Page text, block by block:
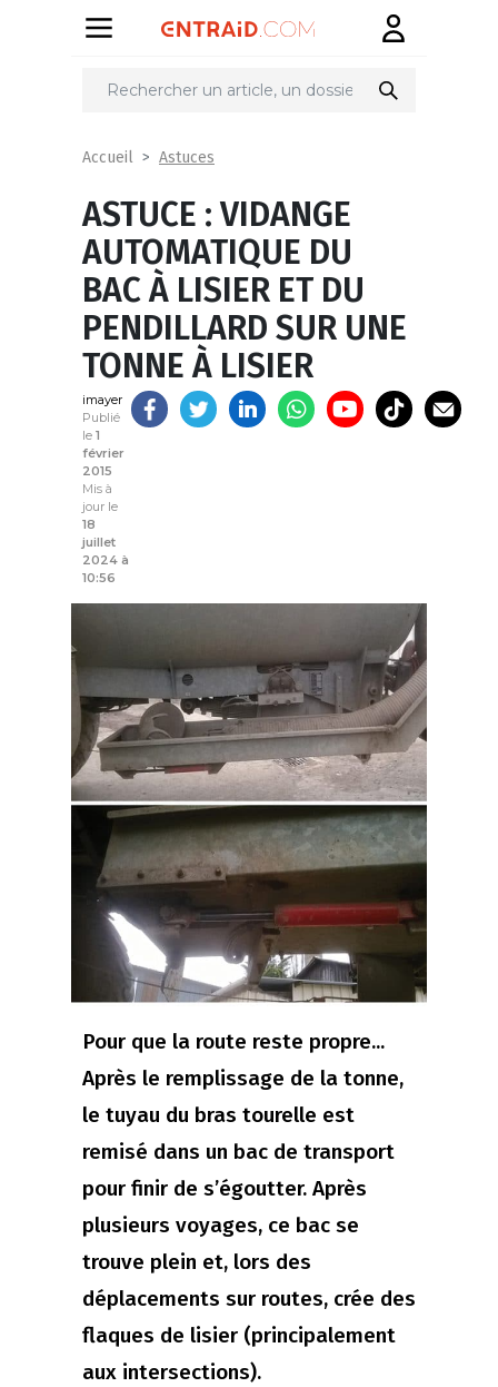
Partager
Accueil Astuces
ASTUCE : VIDANGE
AUTOMATIQUE DU
BAC À LISIER ET DU
PENDILLARD SUR UNE
TONNE À LISIER
imayer
Publié
le 1
février
2015
Mis à
jour le
18
juillet
2024 à
10:56
Pour que la route reste propre...
Après le remplissage de la tonne,
le tuyau du bras tourelle est
remisé dans un bac de transport
pour finir de s’égoutter. Après
plusieurs voyages, ce bac se
trouve plein et, lors des
déplacements sur routes, crée des
flaques de lisier (principalement
aux intersections).